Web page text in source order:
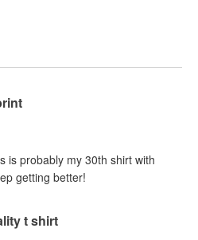
is probably my 30th shirt with
getting better!
t shirt